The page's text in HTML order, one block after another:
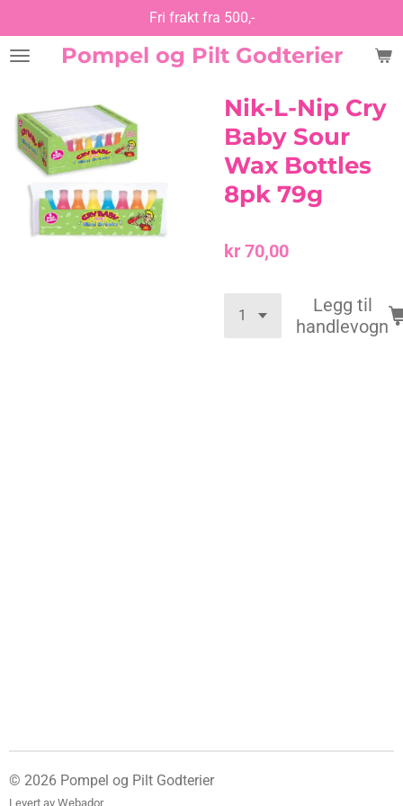
til
hovedinnholdPompel og Pilt Godterier
Fri frakt fra 500,-
Nik-L-Nip Cry
Baby Sour
Wax Bottles
8pk 79g
kr 70,00
Legg til
handlevogn
© 2026 Pompel og Pilt Godterier
Levert av Webador